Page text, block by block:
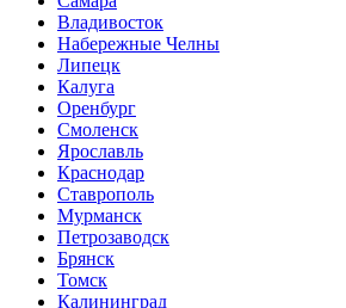
Владивосток
Набережные Челны
Липецк
Калуга
Оренбург
Смоленск
Ярославль
Краснодар
Ставрополь
Мурманск
Петрозаводск
Брянск
Томск
Калининград